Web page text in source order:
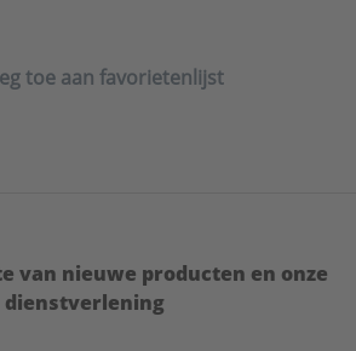
toe aan favorietenlijst
van nieuwe producten en onze
dienstverlening